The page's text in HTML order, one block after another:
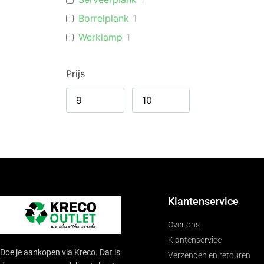
Borrelplank 1
Werklamp 1
Zaklamp
Handdoekhouder
Keukenorganiser 2
AA 2
Stekkerdoos
Prijs
Doe je aankopen via Kreco. Dat is
Klantenservice
Over ons
Klantenservice
Verzenden en retouren